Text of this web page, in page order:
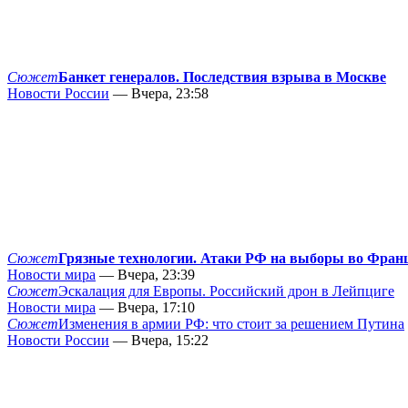
СюжетБанкет генералов. Последствия взрыва в Москве
Новости России — Вчера, 23:58
СюжетГрязные технологии. Атаки РФ на выборы во
Новости мира — Вчера, 23:39
СюжетЭскалация для Европы. Российский дрон в Лейпциге
Новости мира — Вчера, 17:10
СюжетИзменения в армии РФ: что стоит за решением Путина
Новости России — Вчера, 15:22